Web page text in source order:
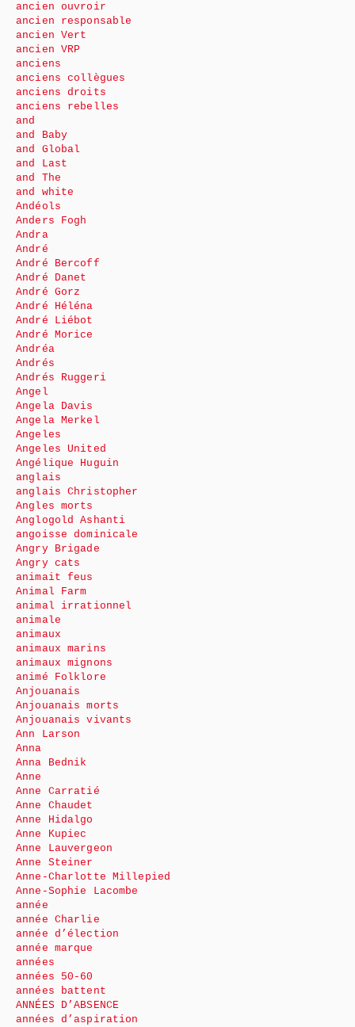
ancien ouvroir
ancien responsable
ancien Vert
ancien VRP
anciens
anciens collègues
anciens droits
anciens rebelles
and
and Baby
and Global
and Last
and The
and white
Andéols
Anders Fogh
Andra
André
André Bercoff
André Danet
André Gorz
André Héléna
André Liébot
André Morice
Andréa
Andrés
Andrés Ruggeri
Angel
Angela Davis
Angela Merkel
Angeles
Angeles United
Angélique Huguin
anglais
anglais Christopher
Angles morts
Anglogold Ashanti
angoisse dominicale
Angry Brigade
Angry cats
animait feus
Animal Farm
animal irrationnel
animale
animaux
animaux marins
animaux mignons
animé Folklore
Anjouanais
Anjouanais morts
Anjouanais vivants
Ann Larson
Anna
Anna Bednik
Anne
Anne Carratié
Anne Chaudet
Anne Hidalgo
Anne Kupiec
Anne Lauvergeon
Anne Steiner
Anne-Charlotte Millepied
Anne-Sophie Lacombe
année
année Charlie
année d’élection
année marque
années
années 50-60
années battent
ANNÉES D’ABSENCE
années d’aspiration